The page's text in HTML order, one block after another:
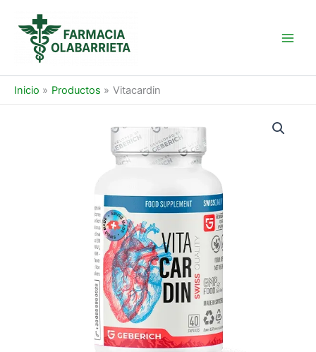
contenido
Inicio Productos Vitacardin